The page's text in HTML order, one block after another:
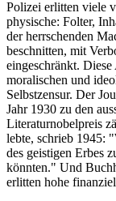
Polizei erlitten viele
physische: Folter,
der herrschenden
beschnitten, mit
eingeschränkt.
moralischen und
Selbstzensur. Der
Jahr 1930 zu den
Literaturnobelpreis
lebte, schrieb 1945:
des geistigen Erbes
könnten." Und
erlitten hohe